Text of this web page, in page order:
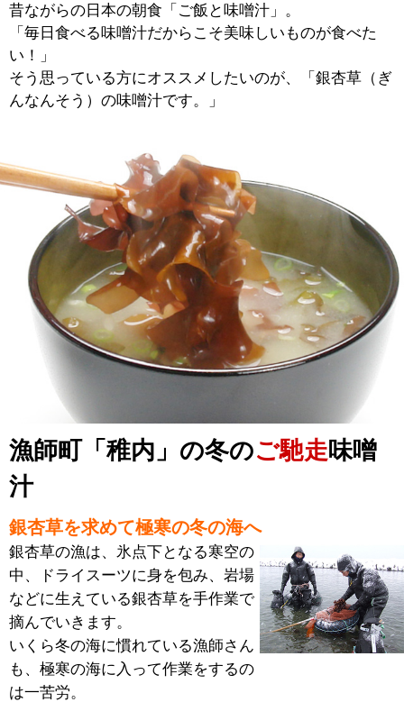
昔ながらの日本の朝食「ご飯と味噌汁」。
「毎日食べる味噌汁だからこそ美味しいものが食べた
い！」
そう思っている方にオススメしたいのが、「銀杏草（ぎ
んなんそう）の味噌汁です。」
漁師町「稚内」の冬のご馳走味噌
汁
銀杏草を求めて極寒の冬の海へ
銀杏草の漁は、氷点下となる寒空の
中、ドライスーツに身を包み、岩場
などに生えている銀杏草を手作業で
摘んでいきます。
いくら冬の海に慣れている漁師さん
も、極寒の海に入って作業をするの
は一苦労。